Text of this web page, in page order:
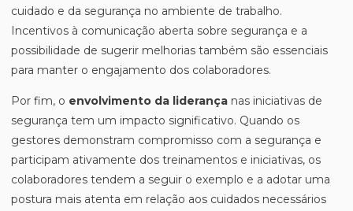
cuidado e da segurança no ambiente de trabalho.
Incentivos à comunicação aberta sobre segurança e a
possibilidade de sugerir melhorias também são essenciais
para manter o engajamento dos colaboradores.
Por fim, o envolvimento da liderança nas iniciativas de
segurança tem um impacto significativo. Quando os
gestores demonstram compromisso com a segurança e
participam ativamente dos treinamentos e iniciativas, os
colaboradores tendem a seguir o exemplo e a adotar uma
postura mais atenta em relação aos cuidados necessários